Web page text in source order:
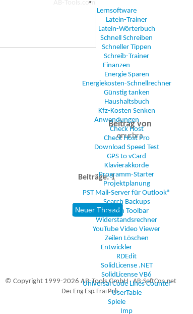
Lernsoftware
Latein-Trainer
Latein-Wörterbuch
Schnell Schreiben
Schneller Tippen
Schreib-Trainer
Finanzen
Energie Sparen
Energiekosten-Schnellrechner
Günstig tanken
Haushaltsbuch
Kfz-Kosten Senken
Anwendungen
Check Host
Check Host Pro
Download Speed Test
GPS to vCard
Klavierakkorde
Programm-Starter
Projektplanung
PST Mail-Server für Outlook®
Search Backups
Search Toolbar
Widerstandsrechner
YouTube Video Viewer
Zeilen Löschen
Entwickler
RDEdit
SolidLicense .NET
SolidLicense VB6
Universal Code Lines Counter
UserTable
Spiele
Imp
Beitrag von
onurbra
Beiträge: 1
© Copyright 1999-2026 AB-Tools GmbH · AB-SoftCon.net